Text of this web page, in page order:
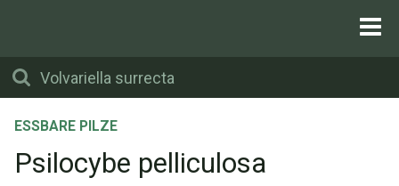
ESSBARE PILZE
Psilocybe pelliculosa